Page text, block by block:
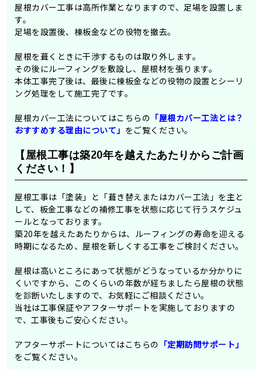
屋根カバー工事は高所作業となりますので、足場を設置しま
す。
足場を設置後、棟板金などの役物を撤去。
屋根を葺くときに干渉するものは取り外します。
その後にルーフィングを敷設し、屋根材を張ります。
本体工事完了後は、最後に棟板金などの役物の設置とシーリ
ング処理をして施工完了です。
屋根カバー工法についてはこちらの 「屋根カバー工法とは？
おすすめする理由について」 をご覧ください。
【屋根工事は築20年を越えたあたりからご計画
ください！】
屋根工事は「塗装」と「葺き替えまたはカバー工法」を主と
して、板金工事などの補修工事を状態に応じて行うスケジュ
ールとなっております。
築20年を越えたあたりからは、ルーフィングの寿命を迎える
時期になるため、屋根を新しくする工事をご検討ください。
屋根は高いところにあって状態がどうなっているか分かりに
くいですから、このくらいの年数が経ちましたら屋根の状態
を診断いたしますので、お気軽にご相談ください。
当社は工事保証やアフターサポートを実施しておりますの
で、工事後もご安心ください。
アフターサポートについてはこちらの 「定期訪問サポート」
をご覧ください。